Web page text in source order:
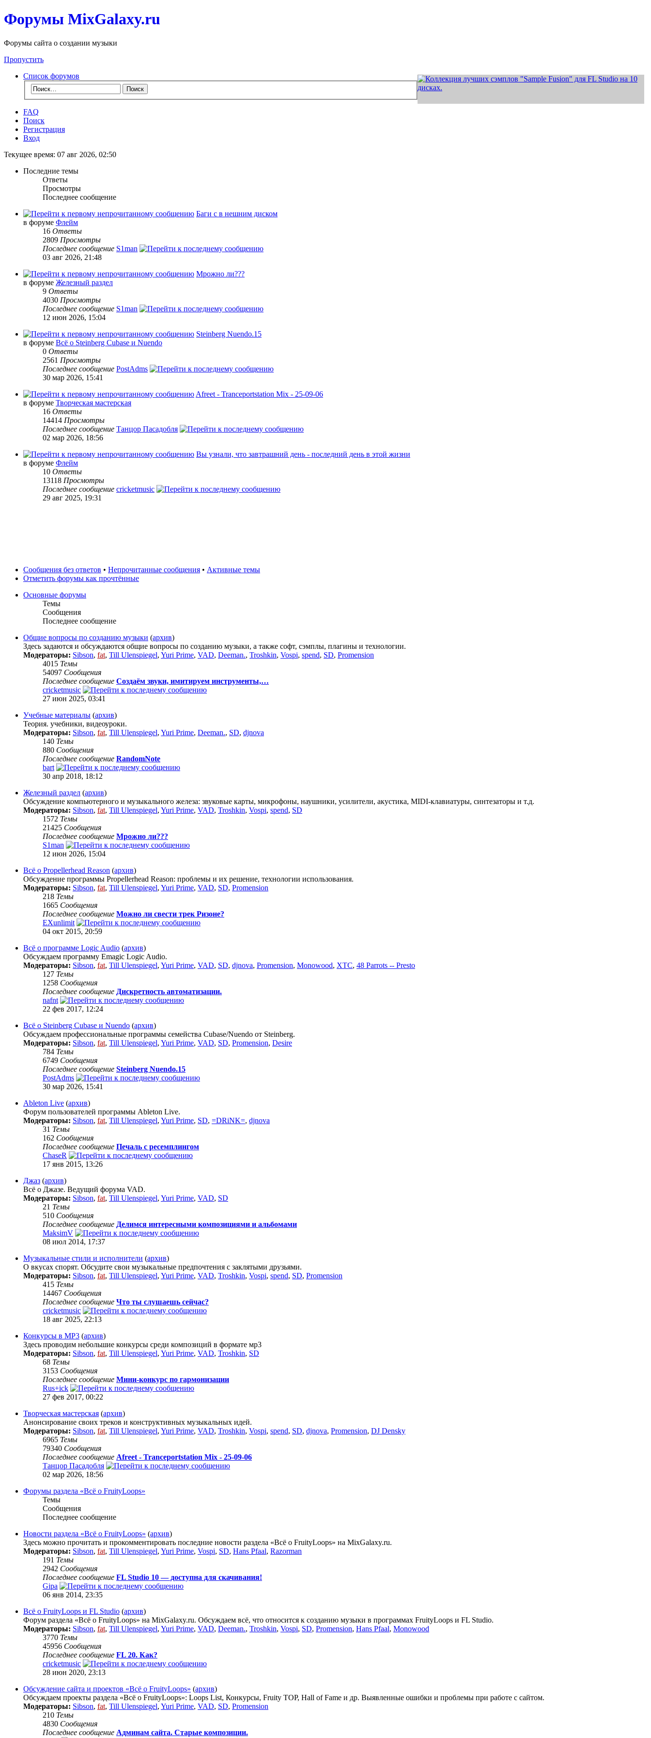
Форумы MixGalaxy.ru
Форумы сайта о создании музыки
Пропустить
Список форумов
FAQ
Поиск
Регистрация
Вход
Текущее время: 07 авг 2026, 02:50
Последние темы
Ответы
Просмотры
Последнее сообщение
Баги с в нешним диском
в форуме Флейм
16 Ответы
2809 Просмотры
Последнее сообщение S1man
03 авг 2026, 21:48
Мрожно ли???
в форуме Железный раздел
9 Ответы
4030 Просмотры
Последнее сообщение S1man
12 июн 2026, 15:04
Steinberg Nuendo.15
в форуме Всё о Steinberg Cubase и Nuendo
0 Ответы
2561 Просмотры
Последнее сообщение PostAdms
30 мар 2026, 15:41
Afreet - Tranceportstation Mix - 25-09-06
в форуме Творческая мастерская
16 Ответы
14414 Просмотры
Последнее сообщение Танцор Пасадобля
02 мар 2026, 18:56
Вы узнали, что завтрашний день - последний день в этой жизни
в форуме Флейм
10 Ответы
13118 Просмотры
Последнее сообщение cricketmusic
29 авг 2025, 19:31
Сообщения без ответов • Непрочитанные сообщения • Активные темы
Отметить форумы как прочтённые
Основные форумы
Темы
Сообщения
Последнее сообщение
Общие вопросы по созданию музыки (архив)
Здесь задаются и обсуждаются общие вопросы по созданию музыки, а также софт, сэмплы, плагины и технологии.
Модераторы: Sibson, fat, Till Ulenspiegel, Yuri Prime, VAD, Deeman., Troshkin, Vospi, spend, SD, Promension
4015 Темы
54097 Сообщения
Последнее сообщение Создаём звуки, имитируем инструменты,…
cricketmusic
27 июн 2025, 03:41
Учебные материалы (архив)
Теория. учебники, видеоуроки.
Модераторы: Sibson, fat, Till Ulenspiegel, Yuri Prime, Deeman., SD, djnova
140 Темы
880 Сообщения
Последнее сообщение RandomNote
bart
30 апр 2018, 18:12
Железный раздел (архив)
Обсуждение компьютерного и музыкального железа: звуковые карты, микрофоны, наушники, усилители, акустика, MIDI-клавиатуры, синтезаторы и т.д.
Модераторы: Sibson, fat, Till Ulenspiegel, Yuri Prime, VAD, Troshkin, Vospi, spend, SD
1572 Темы
21425 Сообщения
Последнее сообщение Мрожно ли???
S1man
12 июн 2026, 15:04
Всё о Propellerhead Reason (архив)
Обсуждение программы Propellerhead Reason: проблемы и их решение, технологии использования.
Модераторы: Sibson, fat, Till Ulenspiegel, Yuri Prime, VAD, SD, Promension
218 Темы
1665 Сообщения
Последнее сообщение Можно ли свести трек Ризоне?
EXunlimit
04 окт 2015, 20:59
Всё о программе Logic Audio (архив)
Обсуждаем программу Emagic Logic Audio.
Модераторы: Sibson, fat, Till Ulenspiegel, Yuri Prime, VAD, SD, djnova, Promension, Monowood, XTC, 48 Parrots -- Presto
127 Темы
1258 Сообщения
Последнее сообщение Дискретность автоматизации.
nafnt
22 фев 2017, 12:24
Всё о Steinberg Cubase и Nuendo (архив)
Обсуждаем профессиональные программы семейства Cubase/Nuendo от Steinberg.
Модераторы: Sibson, fat, Till Ulenspiegel, Yuri Prime, VAD, SD, Promension, Desire
784 Темы
6749 Сообщения
Последнее сообщение Steinberg Nuendo.15
PostAdms
30 мар 2026, 15:41
Ableton Live (архив)
Форум пользователей программы Ableton Live.
Модераторы: Sibson, fat, Till Ulenspiegel, Yuri Prime, SD, =DRiNK=, djnova
31 Темы
162 Сообщения
Последнее сообщение Печаль с ресемплингом
ChaseR
17 янв 2015, 13:26
Джаз (архив)
Всё о Джазе. Ведущий форума VAD.
Модераторы: Sibson, fat, Till Ulenspiegel, Yuri Prime, VAD, SD
21 Темы
510 Сообщения
Последнее сообщение Делимся интересными композициями и альбомами
MaksimV
08 июл 2014, 17:37
Музыкальные стили и исполнители (архив)
О вкусах спорят. Обсудите свои музыкальные предпочтения с заклятыми друзьями.
Модераторы: Sibson, fat, Till Ulenspiegel, Yuri Prime, VAD, Troshkin, Vospi, spend, SD, Promension
415 Темы
14467 Сообщения
Последнее сообщение Что ты слушаешь сейчас?
cricketmusic
18 авг 2025, 22:13
Конкурсы в МР3 (архив)
Здесь проводим небольшие конкурсы среди композиций в формате мр3
Модераторы: Sibson, fat, Till Ulenspiegel, Yuri Prime, VAD, Troshkin, SD
68 Темы
3153 Сообщения
Последнее сообщение Мини-конкурс по гармонизации
Rus+ick
27 фев 2017, 00:22
Творческая мастерская (архив)
Анонсирование своих треков и конструктивных музыкальных идей.
Модераторы: Sibson, fat, Till Ulenspiegel, Yuri Prime, VAD, Troshkin, Vospi, spend, SD, djnova, Promension, DJ Densky
6965 Темы
79340 Сообщения
Последнее сообщение Afreet - Tranceportstation Mix - 25-09-06
Танцор Пасадобля
02 мар 2026, 18:56
Форумы раздела «Всё о FruityLoops»
Темы
Сообщения
Последнее сообщение
Новости раздела «Всё о FruityLoops» (архив)
Здесь можно прочитать и прокомментировать последние новости раздела «Всё о FruityLoops» на MixGalaxy.ru.
Модераторы: Sibson, fat, Till Ulenspiegel, Yuri Prime, Vospi, SD, Hans Pfaal, Razorman
191 Темы
2942 Сообщения
Последнее сообщение FL Studio 10 — доступна для скачивания!
Gipa
06 янв 2014, 23:35
Всё о FruityLoops и FL Studio (архив)
Форум раздела «Всё о FruityLoops» на MixGalaxy.ru. Обсуждаем всё, что относится к созданию музыки в программах FruityLoops и FL Studio.
Модераторы: Sibson, fat, Till Ulenspiegel, Yuri Prime, VAD, Deeman., Troshkin, Vospi, SD, Promension, Hans Pfaal, Monowood
3770 Темы
45956 Сообщения
Последнее сообщение FL 20. Как?
cricketmusic
28 июн 2020, 23:13
Обсуждение сайта и проектов «Всё о FruityLoops» (архив)
Обсуждаем проекты раздела «Всё о FruityLoops»: Loops List, Конкурсы, Fruity TOP, Hall of Fame и др. Выявленные ошибки и проблемы при работе с сайтом.
Модераторы: Sibson, fat, Till Ulenspiegel, Yuri Prime, VAD, SD, Promension
210 Темы
4830 Сообщения
Последнее сообщение Админам сайта. Старые композиции.